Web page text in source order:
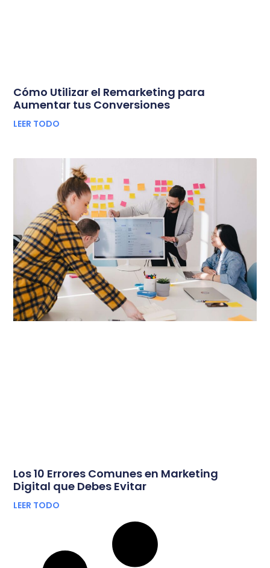
Cómo Utilizar el Remarketing para
Aumentar tus Conversiones
LEER TODO
Los 10 Errores Comunes en Marketing
Digital que Debes Evitar
LEER TODO